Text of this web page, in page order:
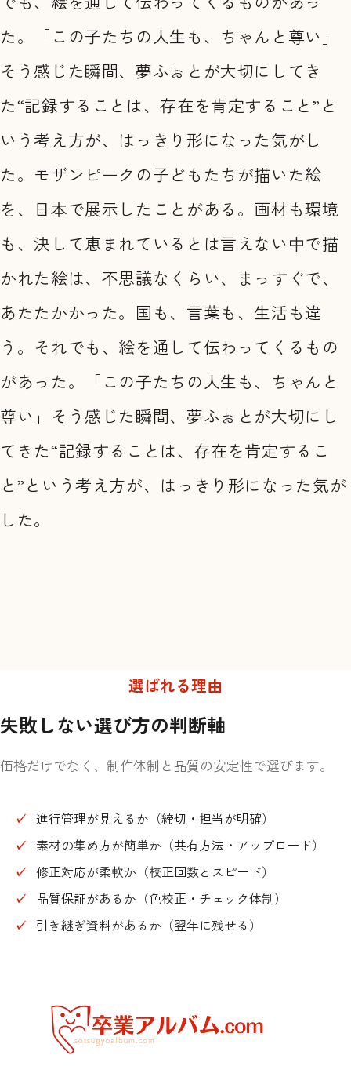
た。「この子たちの人生も、ちゃんと尊い」
そう感じた瞬間、夢ふぉとが大切にしてき
た“記録することは、存在を肯定すること”と
いう考え方が、はっきり形になった気がし
た。モザンピークの子どもたちが描いた絵
を、日本で展示したことがある。画材も環境
も、決して恵まれているとは言えない中で描
かれた絵は、不思議なくらい、まっすぐで、
あたたかかった。国も、言葉も、生活も違
う。それでも、絵を通して伝わってくるもの
があった。「この子たちの人生も、ちゃんと
尊い」そう感じた瞬間、夢ふぉとが大切にし
てきた“記録することは、存在を肯定するこ
と”という考え方が、はっきり形になった気が
した。
選ばれる理由
失敗しない選び方の判断軸
価格だけでなく、制作体制と品質の安定性で選びます。
進行管理が見えるか（締切・担当が明確）
素材の集め方が簡単か（共有方法・アップロード）
修正対応が柔軟か（校正回数とスピード）
品質保証があるか（色校正・チェック体制）
引き継ぎ資料があるか（翌年に残せる）